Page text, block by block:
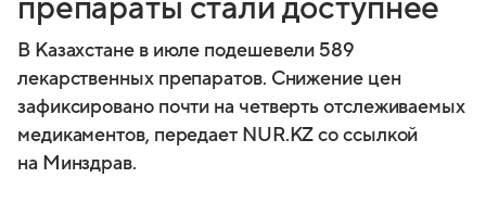
препараты стали доступнее
В Казахстане в июле подешевели 589
лекарственных препаратов. Снижение цен
зафиксировано почти на четверть отслеживаемых
медикаментов, передает NUR.KZ со ссылкой
на Минздрав.